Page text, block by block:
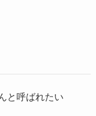
と呼ばれたい